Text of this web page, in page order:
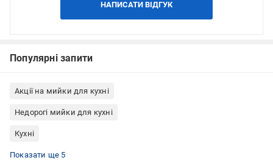
НАПИСАТИ ВІДГУК
Популярні запити
Акції на мийки для кухні
Недорогі мийки для кухні
Кухні
Мийки для кухні Water House
Мийка врізна
Кухонні мийки прямокутні
Мийки для кухні з композиту
Врізні прямокутні мийки для кухні
Показати ще 5